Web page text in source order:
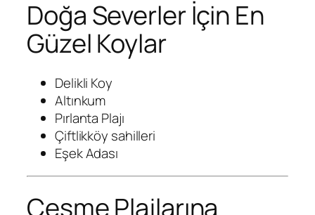
Doğa Severler İçin En
Güzel Koylar
Delikli Koy
Altınkum
Pırlanta Plajı
Çiftlikköy sahilleri
Eşek Adası
Çeşme Plajlarına